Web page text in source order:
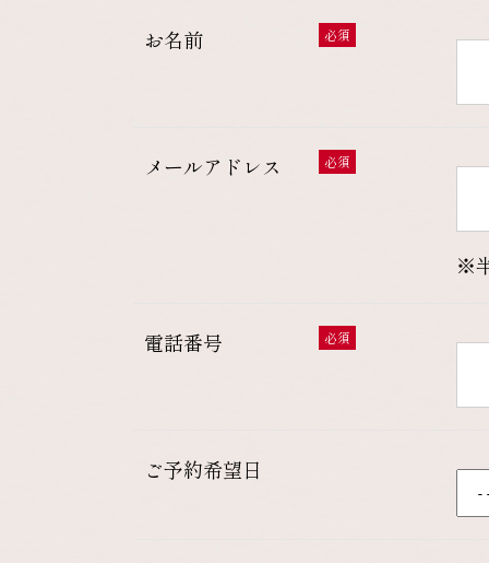
お名前 必須
メールアドレス 必須
※
電話番号 必須
ご予約希望日